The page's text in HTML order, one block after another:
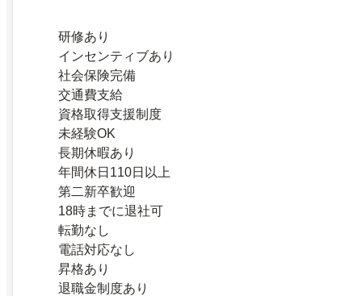
研修あり
インセンティブあり
社会保険完備
交通費支給
資格取得支援制度
未経験OK
長期休暇あり
年間休日110日以上
第二新卒歓迎
18時までに退社可
転勤なし
電話対応なし
昇格あり
退職金制度あり